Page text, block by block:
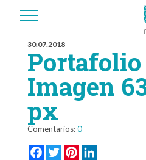
30.07.2018
Portafolio
Imagen
px
Comentarios:0
FacebookTwitterPinterest